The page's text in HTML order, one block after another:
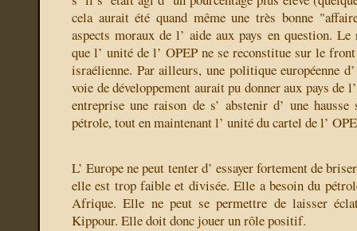
cela aurait été quand même une très bonne
aspects moraux de l’ aide aux pays en question.
que l’ unité de l’ OPEP ne se reconstitue sur le
israélienne. Par ailleurs, une politique européenne
voie de développement aurait pu donner aux pays de
entreprise une raison de s’ abstenir d’ une
pétrole, tout en maintenant l’ unité du cartel de l’
L’ Europe ne peut tenter d’ essayer fortement de
elle est trop faible et divisée. Elle a besoin du
Afrique. Elle ne peut se permettre de laisser
Kippour. Elle doit donc jouer un rôle positif.